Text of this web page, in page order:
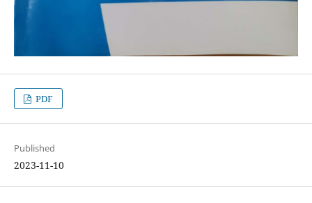
PDF
Published
2023-11-10